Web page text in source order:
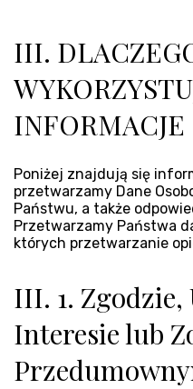
III.
INFORMACJE
Poniżej znajdują się
przetwarzamy Dane
Państwu, a także
Przetwarzamy Państwa
których przetwarzanie
III. 1.
Interesie lub